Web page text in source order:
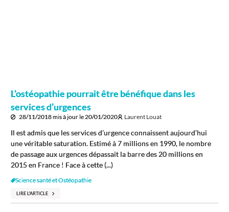
L’ostéopathie pourrait être bénéfique dans les
services d’urgences
28/11/2018mis à jour le20/01/2020 Laurent Louat
Il est admis que les services d’urgence connaissent aujourd’hui
une véritable saturation. Estimé à 7 millions en 1990, le nombre
de passage aux urgences dépassait la barre des 20 millions en
2015 en France ! Face à cette (...)
Science santé et Ostéopathie
LIRE L'ARTICLE